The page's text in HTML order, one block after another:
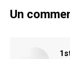
Un